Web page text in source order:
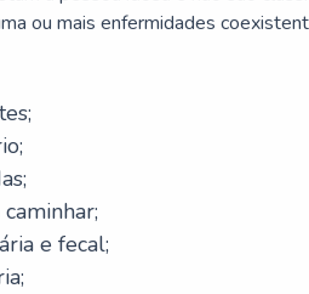
ou mais enfermidades
e fecal;